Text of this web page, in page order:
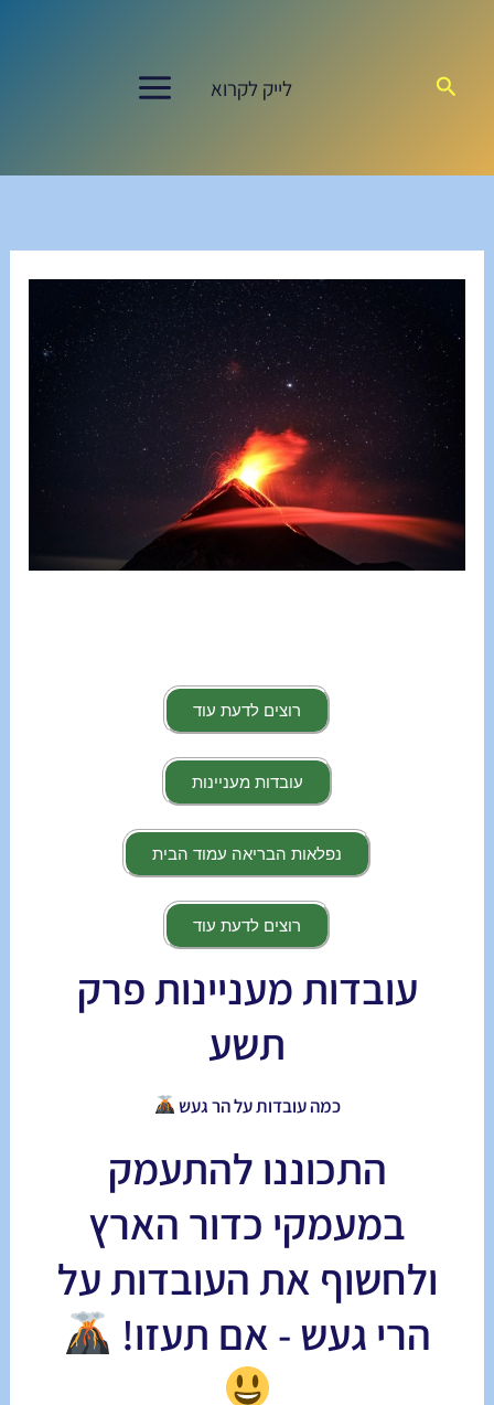
חיפוש לייק לקרוא
רוצים לדעת עוד
עובדות מעניינות
נפלאות הבריאה עמוד הבית
רוצים לדעת עוד
עובדות מעניינות פרק
תשע
כמה עובדות על הר געש
התכוננו להתעמק
במעמקי כדור הארץ
ולחשוף את העובדות על
הרי געש - אם תעזו!